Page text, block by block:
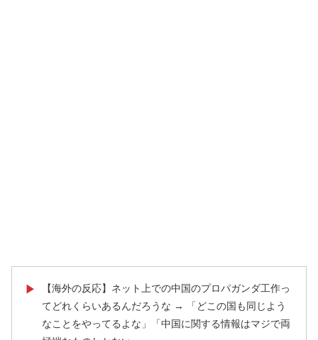
▶
【海外の反応】ネット上での中国のプロパガンダ工作っ
てどれくらいあるんだろうな → 「どこの国も同じよう
なことをやってるよな」「中国に関する情報はマジで両